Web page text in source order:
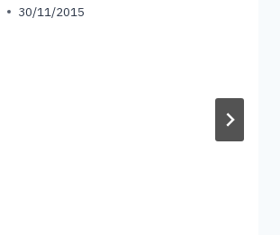
30/11/2015